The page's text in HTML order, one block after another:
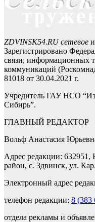
ZDVINSK54.RU сетевое
Зарегистрировано
связи, информационных
коммуникаций
81018 от 30.04.2021 г.
Учредитель ГАУ НСО
Сибирь”.
ГЛАВНЫЙ РЕДАКТОР
Вольф Анастасия
Адрес редакции: 632951,
район, с. Здвинск, ул.
Электронный адрес
телефон редакции: 8 (383
отдела рекламы и